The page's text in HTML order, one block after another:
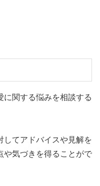
に関する悩みを相談する
してアドバイスや見解を
や気づきを得ることがで